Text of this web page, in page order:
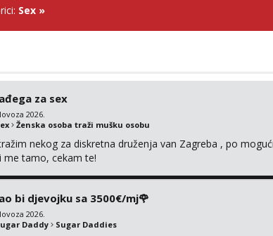
Sex »
za sex
2026.
Ženska osoba traži mušku osobu
nekog za diskretna druženja van Zagreba , po
me tamo, cekam te!
bi djevojku sa 3500€/mj🌹
2026.
Daddy Sugar Daddies